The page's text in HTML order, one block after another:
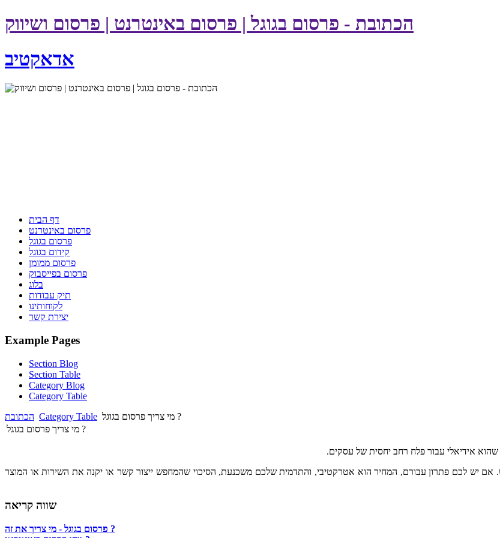
הכתובת - פרסום בגוגל | פרסום באינטרנט | פרסום ושיווק
אדאקטיב
דף הבית
פרסום באינטרנט
פרסום בגוגל
קידום בגוגל
פרסום ממומן
פרסום בפייסבוק
בלוג
תיק עבודות
לקוחותינו
יצירת קשר
Example Pages
Section Blog
Section Table
Category Blog
Category Table
הכתובת Category Table
מי צריך פרסום בגוגל ?
מי צריך פרסום בגוגל ?
שהוא אידיאלי עבור פלח רחב יחסית של עסקים.
אם יש לכם פתרון עבורם, המחיר הוא אטרקטיבי, והתדמית שלכם משכנעת, הסיכוי שהמחפש ייצור קשר או יקנה את השירות או המוצר
שווה קריאה
פרסום בגוגל - מי צריך את זה ?